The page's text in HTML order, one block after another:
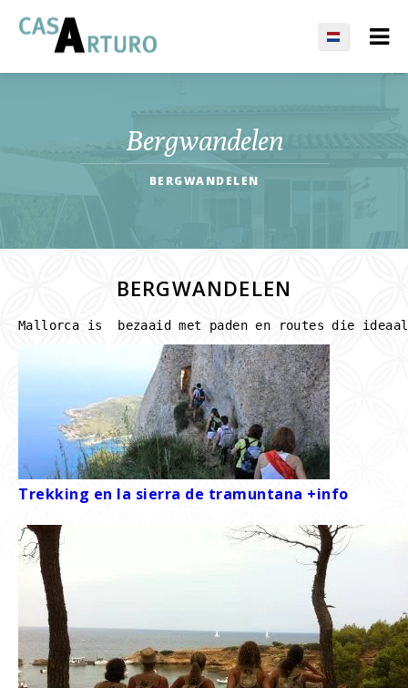
Bergwandelen
BERGWANDELEN
BERGWANDELEN
Mallorca is  bezaaid met paden en routes die
Trekking en la sierra de tramuntana +info